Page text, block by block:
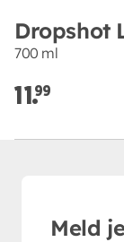
Dropshot
700 ml
11.99
Meld